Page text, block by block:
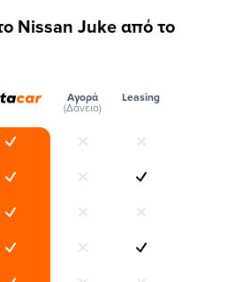
το Nissan Juke από το
Αγορά
(Δάνειο)
Leasing